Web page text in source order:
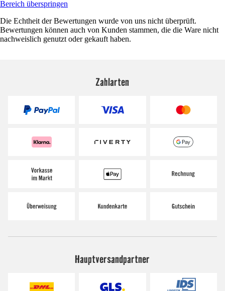
Bereich überspringen
Die Echtheit der Bewertungen wurde von uns nicht überprüft.
Bewertungen können auch von Kunden stammen, die die Ware nicht
nachweislich genutzt oder gekauft haben.
Zahlarten
Hauptversandpartner